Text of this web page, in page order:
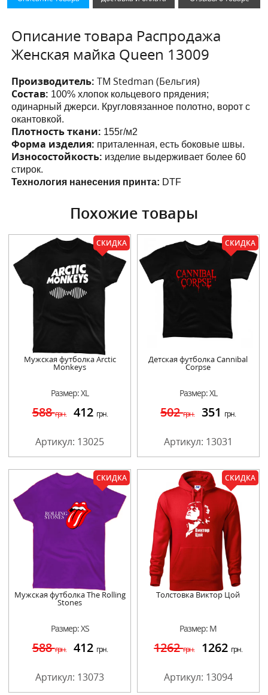
Описание товара Распродажа
Женская майка Queen 13009
Производитель:ТМ Stedman (Бельгия)
Состав: 100% хлопок кольцевого прядения;
одинарный джерси. Кругловязанное полотно, ворот с
окантовкой.
Плотность ткани: 155г/м2
Форма изделия: приталенная, есть боковые швы.
Износостойкость: изделие выдерживает более 60
стирок.
Технология нанесения принта: DTF
Похожие товары
СКИДКА
Мужская футболка Arctic
Monkeys
Размер: XL
588грн. 412 грн.
Артикул: 13025
СКИДКА
Детская футболка Cannibal
Corpse
Размер: XL
502грн. 351 грн.
Артикул: 13031
СКИДКА
Мужская футболка The Rolling
Stones
Размер: XS
588грн. 412 грн.
Артикул: 13073
СКИДКА
Толстовка Виктор Цой
Размер: M
1262грн. 1262 грн.
Артикул: 13094